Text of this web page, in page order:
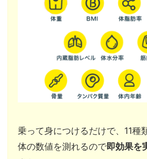
乗って身につけるだけで、11種
体の数値を測れるので即効果を